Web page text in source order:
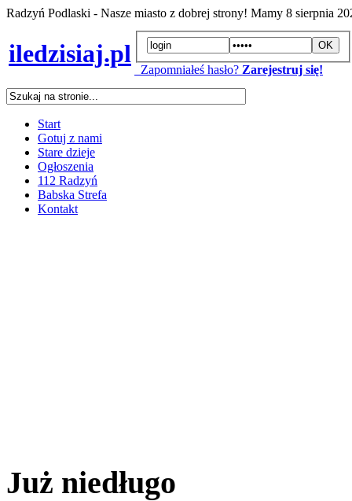
Radzyń Podlaski - Nasze miasto z dobrej strony! Mamy 8 sierpnia
iledzisiaj.pl
Zapomniałeś hasło? Zarejestruj się!
Start
Gotuj z nami
Stare dzieje
Ogłoszenia
112 Radzyń
Babska Strefa
Kontakt
Już niedługo